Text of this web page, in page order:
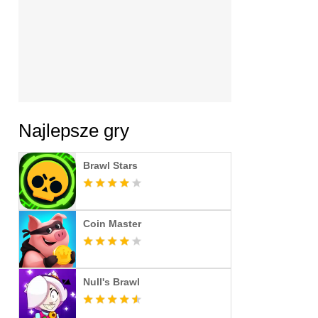
Najlepsze gry
Brawl Stars
Coin Master
Null's Brawl